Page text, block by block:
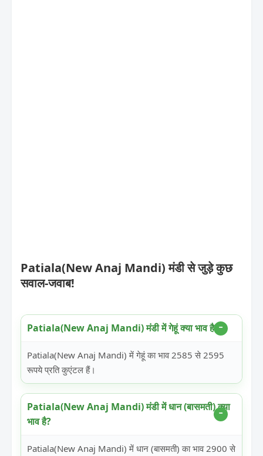
Patiala(New Anaj Mandi) मंडी से जुड़े कुछ
सवाल-जवाब!
Patiala(New Anaj Mandi) मंडी में गेहूं क्या भाव है?
Patiala(New Anaj Mandi) में गेहूं का भाव 2585 से 2595
रूपये प्रति कुएंटल हैं।
Patiala(New Anaj Mandi) मंडी में धान (बासमती) क्या
भाव है?
Patiala(New Anaj Mandi) में धान (बासमती) का भाव 2900 से